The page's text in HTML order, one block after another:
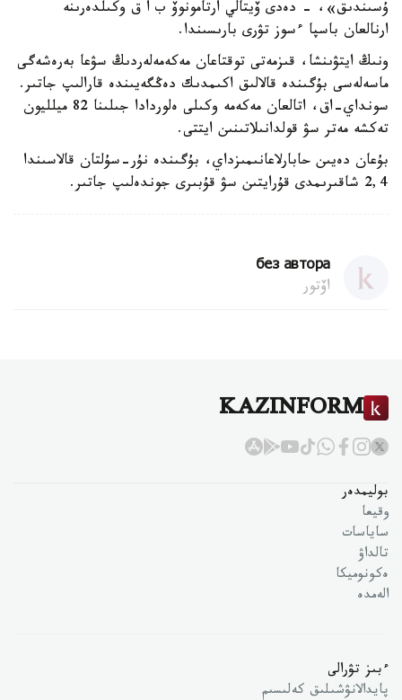
ۇسىندىق»، - دەدى ۆيتالي ارتامونوۆ ب ا ق وكىلدەرىنە
ارنالعان باسپا ءسوز تۋرى بارىسىندا.
ونىڭ ايتۋىنشا، قىزمەتى توقتاعان مەكەمەلەردىڭ سۋعا بەرەشەگى
ماسەلەسى بۇگىندە قالالىق اكىمدىك دەڭگەيىندە قارالىپ جاتىر.
سونداي-اق، اتالعان مەكەمە وكىلى ەلوردادا جىلىنا 82 ميلليون
تەكشە مەتر سۋ قولدانىلاتىنىن ايتتى.
بۇعان دەيىن حابارلاعانىمىزداي، بۇگىندە نۇر-سۇلتان قالاسىندا
2,4 شاقىرىمدى قۇرايتىن سۋ قۇبىرى جوندەلىپ جاتىر.
без автора
اۆتور
KAZINFORM
بوليمدەر
وقيعا
ساياسات
تالداۋ
ەكونوميكا
الەمدە
ءبىز تۋرالى
پايدالانۋشىلىق كەلىسىم